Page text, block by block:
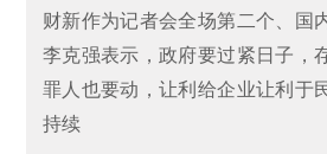
财新作为记者会全场第二个、国
李克强表示，政府要过紧日子，
罪人也要动，让利给企业让利于
持续